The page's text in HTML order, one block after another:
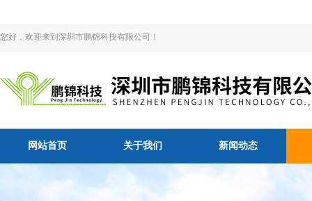
您好，欢迎来到深圳市鹏锦科技有限公司！
网站首页 关于我们 新闻动态